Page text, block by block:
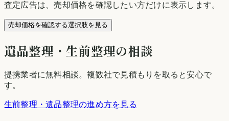
査定広告は、売却価格を確認したい方だけに表示します。
売却価格を確認する選択肢を見る
遺品整理・生前整理の相談
提携業者に無料相談。複数社で見積もりを取ると安心で
す。
生前整理・遺品整理の進め方を見る